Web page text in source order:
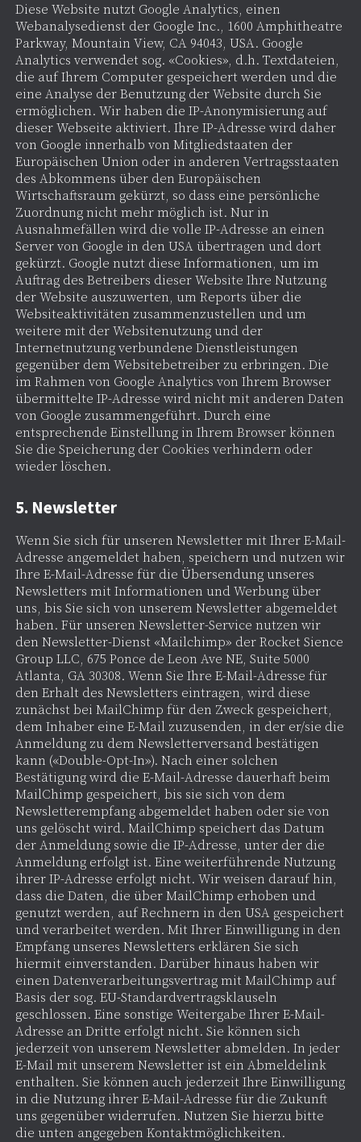
Diese Website nutzt Google Analytics, einen
Webanalysedienst der Google Inc., 1600 Amphitheatre
Parkway, Mountain View, CA 94043, USA. Google
Analytics verwendet sog. «Cookies», d.h. Textdateien,
die auf Ihrem Computer gespeichert werden und die
eine Analyse der Benutzung der Website durch Sie
ermöglichen. Wir haben die IP-Anonymisierung auf
dieser Webseite aktiviert. Ihre IP-Adresse wird daher
von Google innerhalb von Mitgliedstaaten der
Europäischen Union oder in anderen Vertragsstaaten
des Abkommens über den Europäischen
Wirtschaftsraum gekürzt, so dass eine persönliche
Zuordnung nicht mehr möglich ist. Nur in
Ausnahmefällen wird die volle IP-Adresse an einen
Server von Google in den USA übertragen und dort
gekürzt. Google nutzt diese Informationen, um im
Auftrag des Betreibers dieser Website Ihre Nutzung
der Website auszuwerten, um Reports über die
Websiteaktivitäten zusammenzustellen und um
weitere mit der Websitenutzung und der
Internetnutzung verbundene Dienstleistungen
gegenüber dem Websitebetreiber zu erbringen. Die
im Rahmen von Google Analytics von Ihrem Browser
übermittelte IP-Adresse wird nicht mit anderen Daten
von Google zusammengeführt. Durch eine
entsprechende Einstellung in Ihrem Browser können
Sie die Speicherung der Cookies verhindern oder
wieder löschen.
5. Newsletter
Wenn Sie sich für unseren Newsletter mit Ihrer E-Mail-
Adresse angemeldet haben, speichern und nutzen wir
Ihre E-Mail-Adresse für die Übersendung unseres
Newsletters mit Informationen und Werbung über
uns, bis Sie sich von unserem Newsletter abgemeldet
haben. Für unseren Newsletter-Service nutzen wir
den Newsletter-Dienst «Mailchimp» der Rocket Sience
Group LLC, 675 Ponce de Leon Ave NE, Suite 5000
Atlanta, GA 30308. Wenn Sie Ihre E-Mail-Adresse für
den Erhalt des Newsletters eintragen, wird diese
zunächst bei MailChimp für den Zweck gespeichert,
dem Inhaber eine E-Mail zuzusenden, in der er/sie die
Anmeldung zu dem Newsletterversand bestätigen
kann («Double-Opt-In»). Nach einer solchen
Bestätigung wird die E-Mail-Adresse dauerhaft beim
MailChimp gespeichert, bis sie sich von dem
Newsletterempfang abgemeldet haben oder sie von
uns gelöscht wird. MailChimp speichert das Datum
der Anmeldung sowie die IP-Adresse, unter der die
Anmeldung erfolgt ist. Eine weiterführende Nutzung
ihrer IP-Adresse erfolgt nicht. Wir weisen darauf hin,
dass die Daten, die über MailChimp erhoben und
genutzt werden, auf Rechnern in den USA gespeichert
und verarbeitet werden. Mit Ihrer Einwilligung in den
Empfang unseres Newsletters erklären Sie sich
hiermit einverstanden. Darüber hinaus haben wir
einen Datenverarbeitungsvertrag mit MailChimp auf
Basis der sog. EU-Standardvertragsklauseln
geschlossen. Eine sonstige Weitergabe Ihrer E-Mail-
Adresse an Dritte erfolgt nicht. Sie können sich
jederzeit von unserem Newsletter abmelden. In jeder
E-Mail mit unserem Newsletter ist ein Abmeldelink
enthalten. Sie können auch jederzeit Ihre Einwilligung
in die Nutzung ihrer E-Mail-Adresse für die Zukunft
uns gegenüber widerrufen. Nutzen Sie hierzu bitte
die unten angegeben Kontaktmöglichkeiten.